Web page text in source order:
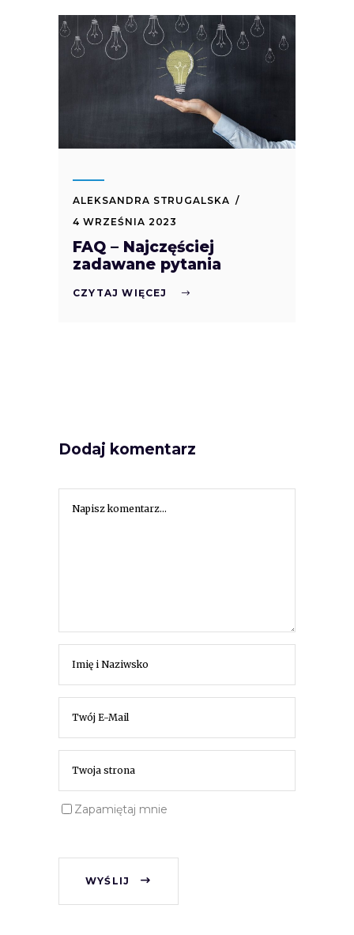
ALEKSANDRA STRUGALSKA
4 WRZEŚNIA 2023
FAQ – Najczęściej
zadawane pytania
CZYTAJ WIĘCEJ
Dodaj komentarz
Zapamiętaj mnie
WYŚLIJ